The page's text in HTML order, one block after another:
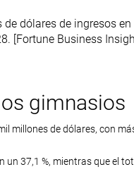
dólares de ingresos en
[Fortune Business
gimnasios
millones de dólares, con
un 37,1 %, mientras que el